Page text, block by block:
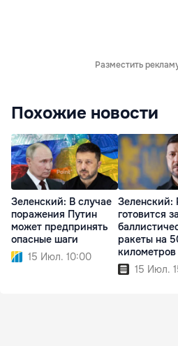
Разместить
Похожие новости
Зеленский: В случае
поражения Путин
может предпринять
опасные шаги
15 Июл. 10:00
Зеленский:
готовится
ракеты на
километров
15 Июл.